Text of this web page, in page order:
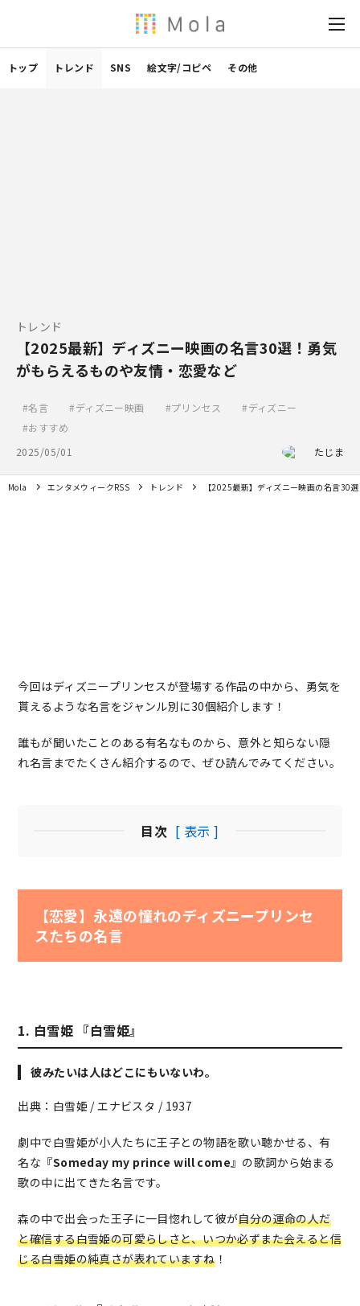
トップ トレンド SNS 絵文字/コピペ その他
トレンド
【2025最新】ディズニー映画の名言30選！勇気
がもらえるものや友情・恋愛など
名言 ディズニー映画 プリンセス
ディズニー
おすすめ
2025/05/01
たじま
Mola エンタメウィークRSS トレンド 【2025最新】ディズニー映画の名言30
今回はディズニープリンセスが登場する作品の中から、勇気を
貰えるような名言をジャンル別に30個紹介します！
誰もが聞いたことのある有名なものから、意外と知らない隠
れ名言までたくさん紹介するので、ぜひ読んでみてください。
目次 [ 表示 ]
【恋愛】永遠の憧れのディズニープリンセ
スたちの名言
1. 白雪姫 『白雪姫』
彼みたいは人はどこにもいないわ。
出典：白雪姫 / エナビスタ / 1937
劇中で白雪姫が小人たちに王子との物語を歌い聴かせる、有
名な『Someday my prince will come』の歌詞から始まる
歌の中に出てきた名言です。
森の中で出会った王子に一目惚れして彼が自分の運命の人だ
と確信する白雪姫の可愛らしさと、いつか必ずまた会えると信
じる白雪姫の純真さが表れていますね！